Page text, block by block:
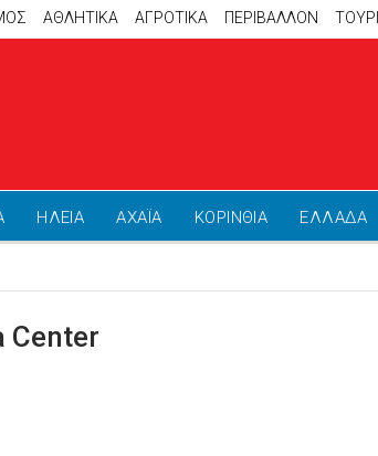
ΑΘΛΗΤΙΚΆ ΑΓΡΟΤΙΚΑ ΠΕΡΙΒΑΛΛΟΝ
ΗΛΕΙΑ ΑΧΑΪΑ ΚΟΡΙΝΘΙΑ ΕΛΛΑΔΑ
Center